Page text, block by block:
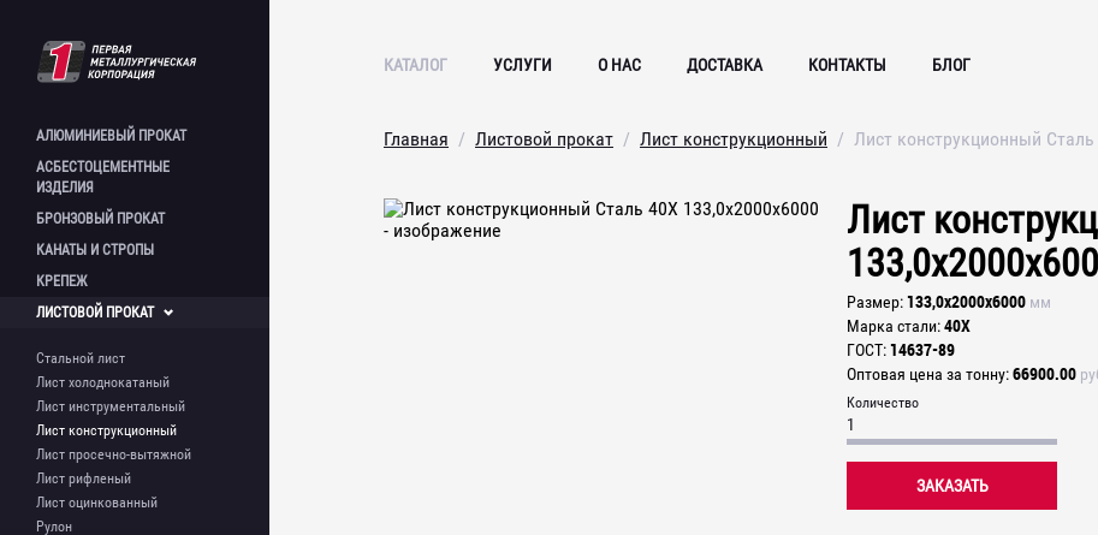
КАТАЛОГ
Лист алюминиевый
Плита алюминиевая
Пруток алюминиевый
Швеллер алюминиевый
Труба алюминиевая
алюминиевая
Уголок алюминиевый
АЛЮМИНИЕВЫЙ ПРОКАТ
Шифер асбестоцементный
Асбестоцементная труба
АСБЕСТОЦЕМЕНТНЫЕ
ИЗДЕЛИЯ
Шестигранник бронзовый
Труба бронзовая
БРОНЗОВЫЙ ПРОКАТ
КАНАТЫ И СТРОПЫ
Шпилька
Метизы
КРЕПЕЖ
Стальной лист
Лист холоднокатаный
Лист инструментальный
Лист конструкционный
Лист просечно-вытяжной
Лист рифленый
Лист оцинкованный
Рулон
ЛИСТОВОЙ ПРОКАТ
УСЛУГИ О НАС ДОСТАВКА КОНТАКТЫ БЛОГ
Главная Листовой прокат Лист конструкционный Лист конструкционный
Лист
Размер 133,0х2000х6000 мм
Марка стали 40Х
ГОСТ 14637-89
Оптовая цена за тонну 66900.00
Количество
ЗАКАЗАТЬ